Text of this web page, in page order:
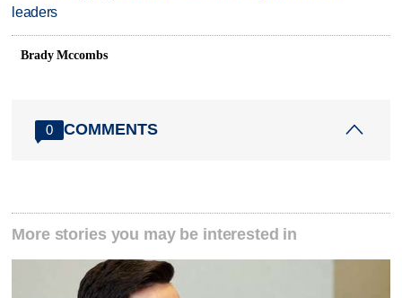
leaders
Brady Mccombs
0 COMMENTS
More stories you may be interested in